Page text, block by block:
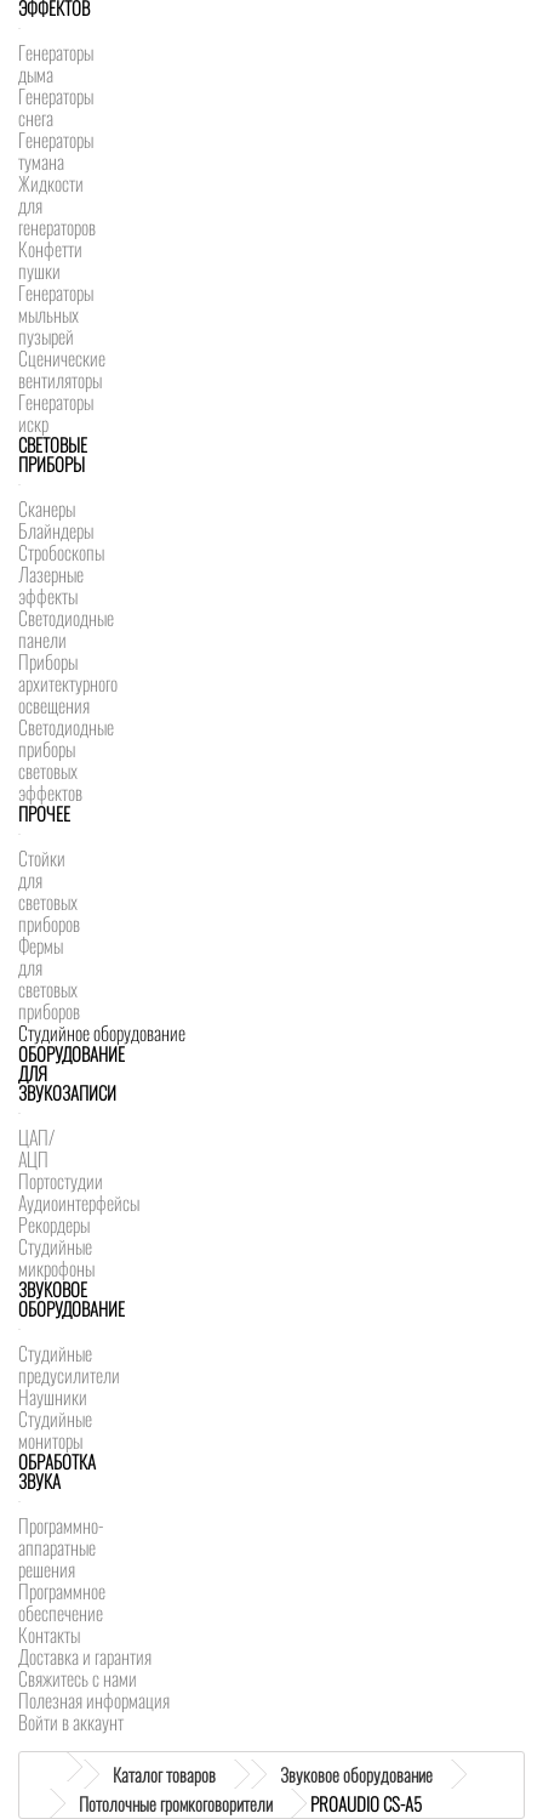
ЭФФЕКТОВ
Генераторы
дыма
Генераторы
снега
Генераторы
тумана
Жидкости
для
генераторов
Конфетти
пушки
Генераторы
мыльных
пузырей
Сценические
вентиляторы
Генераторы
искр
СВЕТОВЫЕ
ПРИБОРЫ
Сканеры
Блайндеры
Стробоскопы
Лазерные
эффекты
Светодиодные
панели
Приборы
архитектурного
освещения
Светодиодные
приборы
световых
эффектов
ПРОЧЕЕ
Стойки
для
световых
приборов
Фермы
для
световых
приборов
Студийное оборудование
ОБОРУДОВАНИЕ
ДЛЯ
ЗВУКОЗАПИСИ
ЦАП/
АЦП
Портостудии
Аудиоинтерфейсы
Рекордеры
Студийные
микрофоны
ЗВУКОВОЕ
ОБОРУДОВАНИЕ
Студийные
предусилители
Наушники
Студийные
мониторы
ОБРАБОТКА
ЗВУКА
Программно-
аппаратные
решения
Программное
обеспечение
Контакты
Доставка и гарантия
Свяжитесь с нами
Полезная информация
Войти в аккаунт
Каталог товаров
Звуковое оборудование
Потолочные громкоговорители
PROAUDIO CS-A5